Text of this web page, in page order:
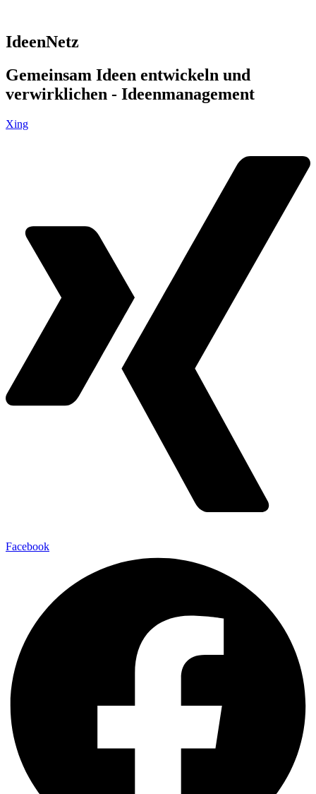
IdeenNetz
Gemeinsam Ideen entwickeln und
verwirklichen - Ideenmanagement
Xing
Facebook